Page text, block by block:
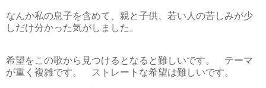
なんか私の息子を含めて、親と子供、若い人の苦しみが少
しだけ分かった気がしました。
希望をこの歌から見つけるとなると難しいです。 テーマ
が重く複雑です。 ストレートな希望は難しいです。